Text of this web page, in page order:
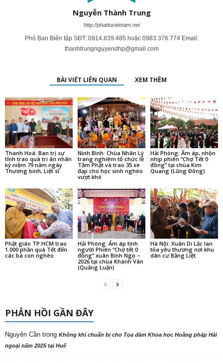
Nguyễn Thành Trung
http://phattuvietnam.net
Phó Ban Biên tập SĐT: 0914.839.485 hoặc 0983.376.774 Email:
thanhtrungnguyendhp@gmail.com
BÀI VIẾT LIÊN QUAN XEM THÊM
Thanh Hoá: Ban trị sự
tỉnh trao quà tri ân nhân
kỷ niệm 79 năm ngày
Thương binh, Liệt sĩ
Ninh Bình: Chùa Nhân Lý
trang nghiêm tổ chức lễ
Tắm Phật và trao 35 xe
đạp cho học sinh nghèo
vượt khó
Hải Phòng: Ấm áp, nhộn
nhịp phiên “Chợ Tết 0
đồng” tại chùa Kim
Quang (Lũng Đông)
Phật giáo TP.HCM trao
1.000 phần quà Tết đến
các bà con nghèo
Hải Phòng: Ấm áp tình
người Phiên “Chợ tết 0
đồng” xuân Bính Ngọ –
2026 tại chùa Khánh Vân
(Quảng Luận)
Hà Nội: Xuân Di Lặc lan
tỏa yêu thương nơi khu
dân cư Bằng Liệt
PHẢN HỒI GẦN ĐÂY
Nguyên Cần trong Không khí chuẩn bị cho Tọa đàm Khoa học Hoằng pháp Hải
ngoại năm 2025 tại Huế